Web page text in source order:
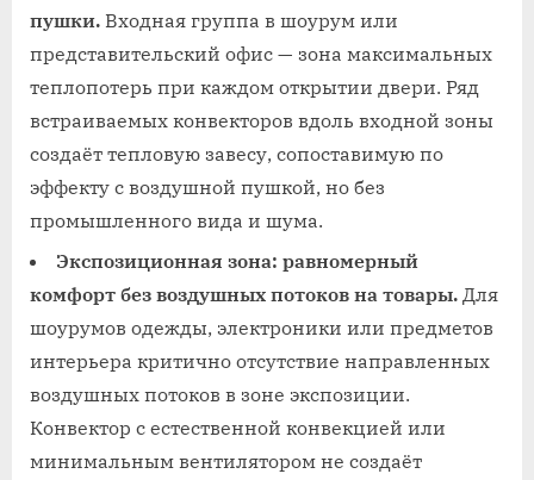
пушки. Входная группа в шоурум или
представительский офис — зона максимальных
теплопотерь при каждом открытии двери. Ряд
встраиваемых конвекторов вдоль входной зоны
создаёт тепловую завесу, сопоставимую по
эффекту с воздушной пушкой, но без
промышленного вида и шума.
Экспозиционная зона: равномерный
комфорт без воздушных потоков на товары. Для
шоурумов одежды, электроники или предметов
интерьера критично отсутствие направленных
воздушных потоков в зоне экспозиции.
Конвектор с естественной конвекцией или
минимальным вентилятором не создаёт